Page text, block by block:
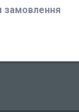
замовлення